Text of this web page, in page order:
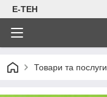
Е-ТЕН
Товари та послуги